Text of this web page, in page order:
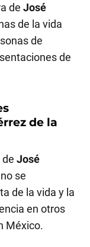
de José
de la vida
de
de
de la
José
se
de la vida y la
en otros
México.